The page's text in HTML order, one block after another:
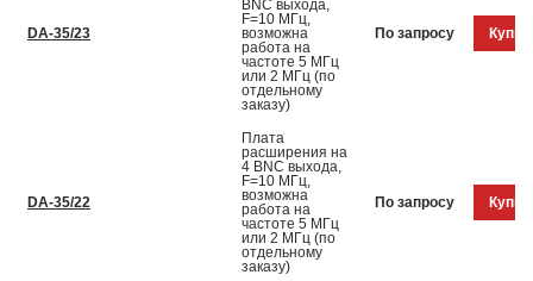
DA-35/23
BNC выхода,
F=10 МГц,
возможна
работа на
частоте 5 МГц
или 2 МГц (по
отдельному
заказу)
По запросу
DA-35/22
Плата
расширения на
4 BNC выхода,
F=10 МГц,
возможна
работа на
частоте 5 МГц
или 2 МГц (по
отдельному
заказу)
По запросу